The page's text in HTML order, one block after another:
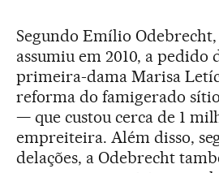
Segundo Emílio Odebrecht,
assumiu em 2010, a pedido
primeira-dama Marisa
reforma do famigerado
— que custou cerca de 1
empreiteira. Além disso,
delações, a Odebrecht